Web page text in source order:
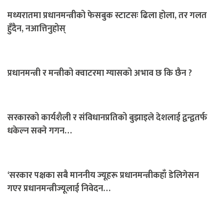
मध्यरातमा प्रधानमन्त्रीको फेसबुक स्टाटसः ढिला होला, तर गलत
हुँदैन, नआत्तिनुहोस्
प्रधानमन्त्री र मन्त्रीको क्वाटरमा ग्यासको अभाव छ कि छैन ?
सरकारको कार्यशैली र संविधानप्रतिको बुझाइले देशलाई द्वन्द्वतर्फ
धकेल्न सक्ने गगन…
‘सरकार पक्षका सबै माननीय ज्यूहरू प्रधानमन्त्रीकहाँ डेलिगेसन
गएर प्रधानमन्त्रीज्यूलाई निवेदन…